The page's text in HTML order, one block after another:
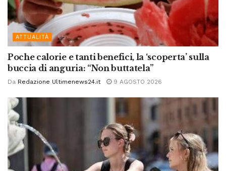
ATTUALITÀ
Poche calorie e tanti benefici, la ‘scoperta’ sulla
buccia di anguria: “Non buttatela”
Da Redazione Ultimenews24.it 9 AGOSTO 2026